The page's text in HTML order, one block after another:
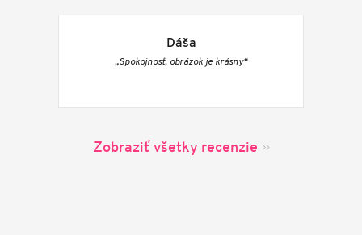
Dáša
„Spokojnosť, obrázok je krásny“
Zobraziť všetky recenzie